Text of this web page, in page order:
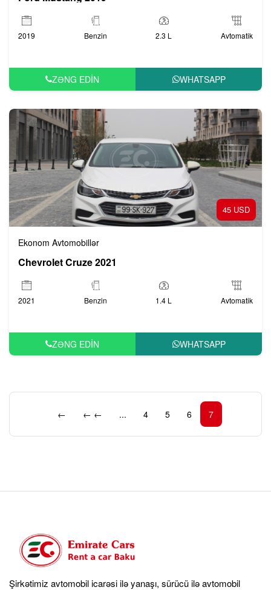
2019 Benzin 2.3 L Avtomatik
ZƏNG EDIN WHATSAPP
45 USD
Ekonom Avtomobillər
Chevrolet Cruze 2021
2021 Benzin 1.4 L Avtomatik
ZƏNG EDIN WHATSAPP
← ← ← ... 4 5 6 7
Şirkətimiz avtomobil icarəsi ilə yanaşı, sürücü ilə avtomobil